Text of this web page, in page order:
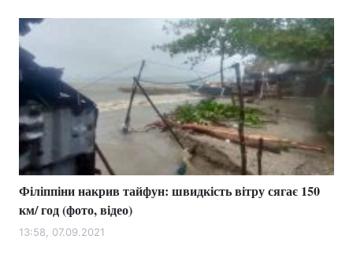
Філіппіни накрив тайфун: швидкість вітру сягає 150
км/ год (фото, відео)
13:58, 07.09.2021